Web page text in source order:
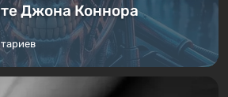
Джона Коннора